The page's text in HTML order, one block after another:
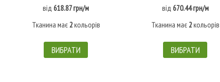
від 618.87 грн/м
Тканина має 2кольорів
ВИБРАТИ
від 670.44 грн/м
Тканина має 2кольорів
ВИБРАТИ